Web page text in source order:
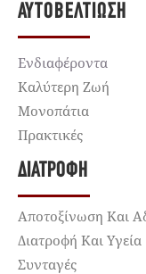
ΑΥΤΟΒΕΛΤΊΩΣΗ
Ενδιαφέροντα
Καλύτερη Ζωή
Μονοπάτια
Πρακτικές
ΔΙΑΤΡΟΦΉ
Αποτοξίνωση Και
Διατροφή Και Υγεία
Συνταγές